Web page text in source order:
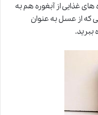
غذایی از آبغوره هم به
از عسل به عنوان